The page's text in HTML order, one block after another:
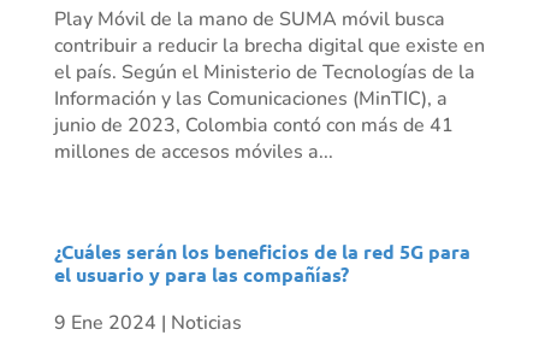
Play Móvil de la mano de SUMA móvil busca
contribuir a reducir la brecha digital que existe en
el país. Según el Ministerio de Tecnologías de la
Información y las Comunicaciones (MinTIC), a
junio de 2023, Colombia contó con más de 41
millones de accesos móviles a...
¿Cuáles serán los beneficios de la red 5G para
el usuario y para las compañías?
9 Ene 2024 | Noticias